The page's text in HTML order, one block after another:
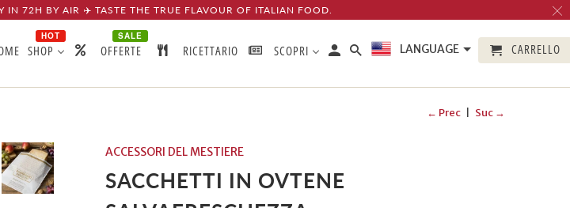
← Prec Suc →
ACCESSORI DEL MESTIERE
SACCHETTI IN OVTENE
IN 72H BY AIR ✈️ TASTE THE TRUE FLAVOUR OF ITALIAN FOOD.
SHOP
HOT
OFFERTE
SALE
RICETTARIO SCOPRI LANGUAGE CARRELLO